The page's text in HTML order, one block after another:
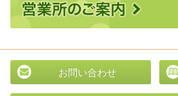
お問い合わせ